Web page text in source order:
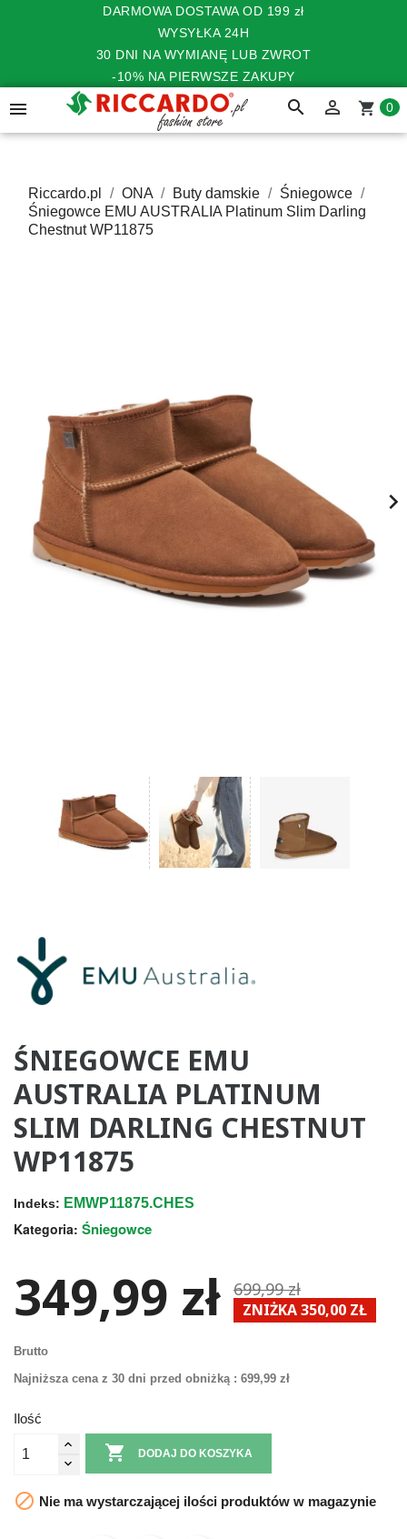
DARMOWA DOSTAWA OD 199 zł
WYSYŁKA 24H
30 DNI NA WYMIANĘ LUB ZWROT
-10% NA PIERWSZE ZAKUPY
 search  shopping_cart 0
Riccardo.pl ONA Buty damskie
Śniegowce
Śniegowce EMU AUSTRALIA Platinum Slim Darling
Chestnut WP11875

ŚNIEGOWCE EMU
AUSTRALIA PLATINUM
SLIM DARLING CHESTNUT
WP11875
Indeks: EMWP11875.CHES
Kategoria: Śniegowce
349,99 zł 699,99 zł
ZNIŻKA 350,00 ZŁ
Brutto
Najniższa cena z 30 dni przed obniżką : 699,99 zł
Ilość
 DODAJ DO KOSZYKA
 Nie ma wystarczającej ilości produktów w magazynie